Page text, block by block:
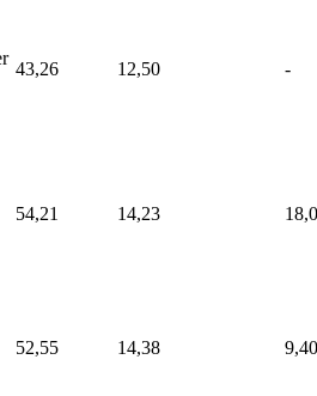
43,26 12,50 -
54,21 14,23
52,55 14,38 9,40